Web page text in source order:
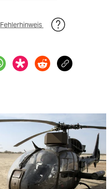
Fehlerhinweis